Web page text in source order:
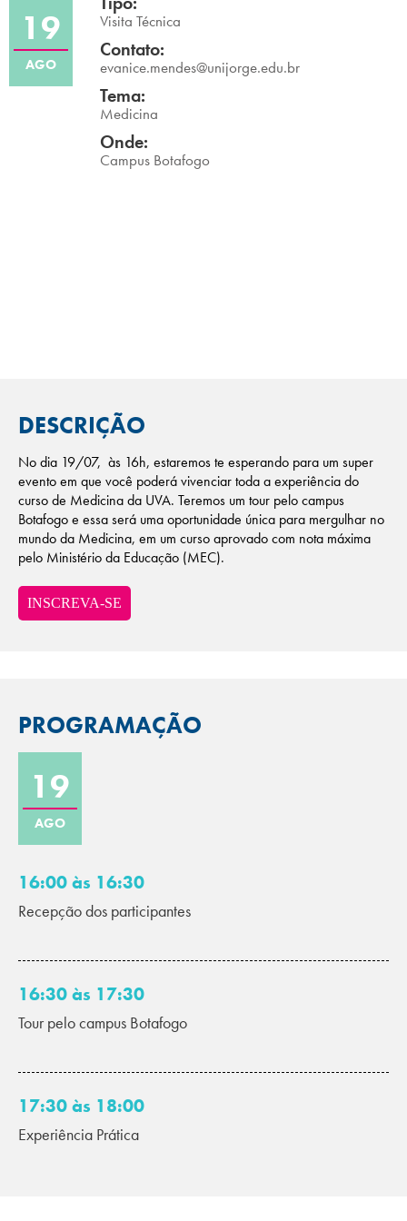
Campi/Unidades
Atendimento (21) 2574 8888
Conclua sua Matrícula
INSCREVA-SE
19
AGO
Visita Técnica
Contato:
evanice.mendes@unijorge.edu.br
Tema:
Medicina
Onde:
Campus Botafogo
DESCRIÇÃO
No dia 19/07, às 16h, estaremos te esperando para um super
evento em que você poderá vivenciar toda a experiência do
curso de Medicina da UVA. Teremos um tour pelo campus
Botafogo e essa será uma oportunidade única para mergulhar no
mundo da Medicina, em um curso aprovado com nota máxima
pelo Ministério da Educação (MEC).
INSCREVA-SE
PROGRAMAÇÃO
19
AGO
16:00 às 16:30
Recepção dos participantes
16:30 às 17:30
Tour pelo campus Botafogo
17:30 às 18:00
Experiência Prática